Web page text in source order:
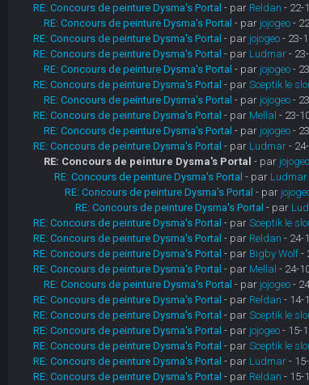
RE: Concours de peinture Dysma's Portal - par Reldan - 22-
RE: Concours de peinture Dysma's Portal - par jojogeo-
RE: Concours de peinture Dysma's Portal - par jojogeo- 23-
RE: Concours de peinture Dysma's Portal - par Ludmar-
RE: Concours de peinture Dysma's Portal - par jojogeo-
RE: Concours de peinture Dysma's Portal - par Sceptik le
RE: Concours de peinture Dysma's Portal - par jojogeo-
RE: Concours de peinture Dysma's Portal - par Mellal - 23-
RE: Concours de peinture Dysma's Portal - par jojogeo-
RE: Concours de peinture Dysma's Portal - par Ludmar-
RE: Concours de peinture Dysma's Portal - par jojogeo
RE: Concours de peinture Dysma's Portal - par Ludmar
RE: Concours de peinture Dysma's Portal - par
RE: Concours de peinture Dysma's Portal - par
RE: Concours de peinture Dysma's Portal - par Sceptik le
RE: Concours de peinture Dysma's Portal - par Reldan - 24-
RE: Concours de peinture Dysma's Portal - par Bigby Wolf-
RE: Concours de peinture Dysma's Portal - par Mellal - 24-
RE: Concours de peinture Dysma's Portal - par jojogeo-
RE: Concours de peinture Dysma's Portal - par Reldan - 14-
RE: Concours de peinture Dysma's Portal - par Sceptik le
RE: Concours de peinture Dysma's Portal - par jojogeo- 15-
RE: Concours de peinture Dysma's Portal - par Sceptik le
RE: Concours de peinture Dysma's Portal - par Ludmar-
RE: Concours de peinture Dysma's Portal - par Reldan - 15-